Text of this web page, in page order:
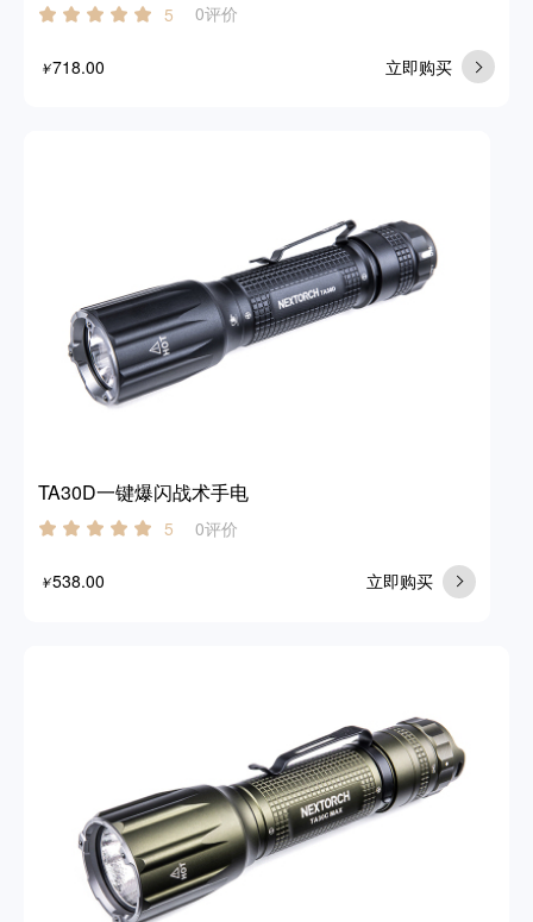
5 0评价
￥718.00 立即购买
TA30D一键爆闪战术手电
5 0评价
￥538.00 立即购买